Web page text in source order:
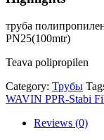
труба
PN25(100mtr)
Teava polipropilen
Category: Трубы
WAVIN PPR-Stabi
Reviews (0)